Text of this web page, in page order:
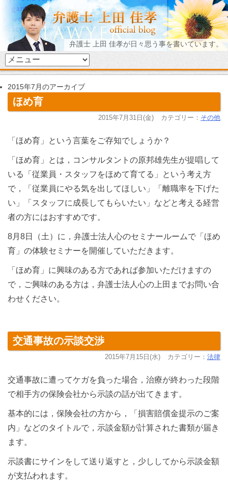
弁護士 上田 佳孝が日々思う事を書いています。
2015年7月のアーカイブ
ほめ育
2015年7月31日(金) カテゴリー： その他
「ほめ育」という言葉をご存知でしょうか？
「ほめ育」とは，コンサルタントの原邦雄先生が提唱して
いる「従業員・スタッフをほめて育てる」という考え方
で，「従業員にやる気を出してほしい」「離職率を下げた
い」「スタッフに成長してもらいたい」などと考える経営
者の方にはおすすめです。
8月8日（土）に，弁護士法人心のセミナールームで「ほめ
育」の体験セミナーを開催していただきます。
「ほめ育」に興味のある方であれば参加いただけますの
で，ご興味のある方は，弁護士法人心の上田までお問い合
わせください。
交通事故の示談交渉
2015年7月15日(水) カテゴリー： 法律
交通事故に遭ってケガを負った場合，治療が終わった段階
で相手方の保険会社から示談の話が出てきます。
基本的には，保険会社の方から，「損害賠償金提示のご案
内」などのタイトルで，示談金額が計算された書類が届き
ます。
示談書にサインをして送り返すと，少ししてから示談金額
が支払われます。